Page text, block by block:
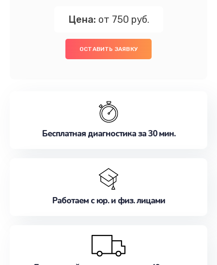
Цена: от 750 руб.
ОСТАВИТЬ ЗАЯВКУ
Бесплатная диагностика за 30 мин.
Работаем с юр. и физ. лицами